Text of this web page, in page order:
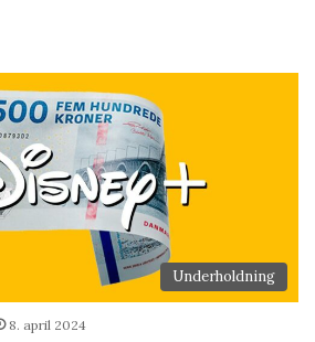
Underholdning
8. april 2024